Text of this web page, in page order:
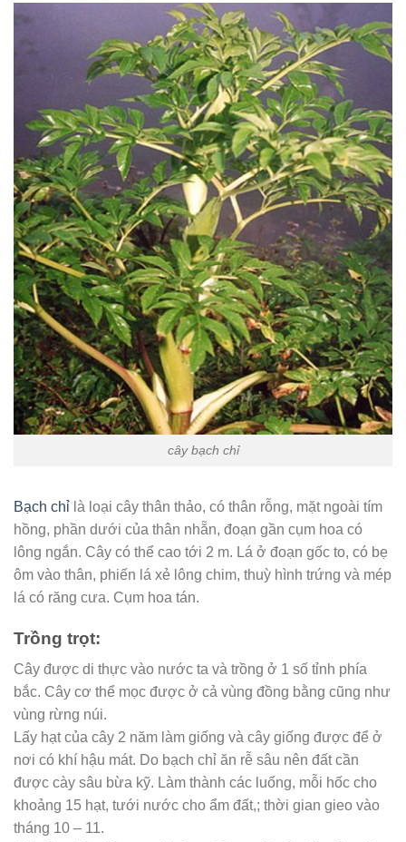
cây bạch chỉ
Bạch chỉ là loại cây thân thảo, có thân rỗng, mặt ngoài tím
hồng, phần dưới của thân nhẵn, đoạn gần cụm hoa có
lông ngắn. Cây có thể cao tới 2 m. Lá ở đoạn gốc to, có bẹ
ôm vào thân, phiến lá xẻ lông chim, thuỳ hình trứng và mép
lá có răng cưa. Cụm hoa tán.
Trồng trọt:
Cây được di thực vào nước ta và trồng ở 1 số tỉnh phía
bắc. Cây cơ thể mọc được ở cả vùng đồng bằng cũng như
vùng rừng núi.
Lấy hạt của cây 2 năm làm giống và cây giống được để ở
nơi có khí hậu mát. Do bạch chỉ ăn rễ sâu nên đất cần
được cày sâu bừa kỹ. Làm thành các luống, mỗi hốc cho
khoảng 15 hạt, tưới nước cho ẩm đất,; thời gian gieo vào
tháng 10 – 11.